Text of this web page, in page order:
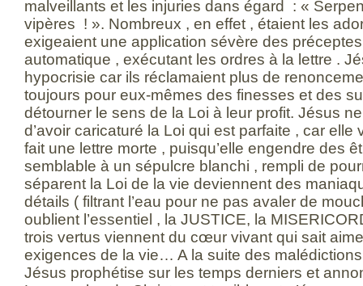
malveillants et les injuries dans égard : «
vipères ! ». Nombreux , en effet , étaient les
exigeaient une application sévère des
automatique , exécutant les ordres à la lettre .
hypocrisie car ils réclamaient plus de
toujours pour eux-mêmes des finesses et des
détourner le sens de la Loi à leur profit. Jésus
d’avoir caricaturé la Loi qui est parfaite , car elle
fait une lettre morte , puisqu’elle engendre des
semblable à un sépulcre blanchi , rempli de
séparent la Loi de la vie deviennent des
détails ( filtrant l’eau pour ne pas avaler de
oublient l’essentiel , la JUSTICE, la
trois vertus viennent du cœur vivant qui sait
exigences de la vie… A la suite des
Jésus prophétise sur les temps derniers et